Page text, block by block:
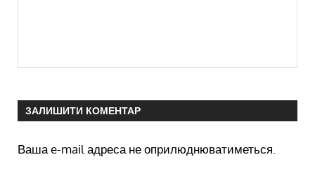
ЗАЛИШИТИ КОМЕНТАР
Ваша e-mail адреса не оприлюднюватиметься.